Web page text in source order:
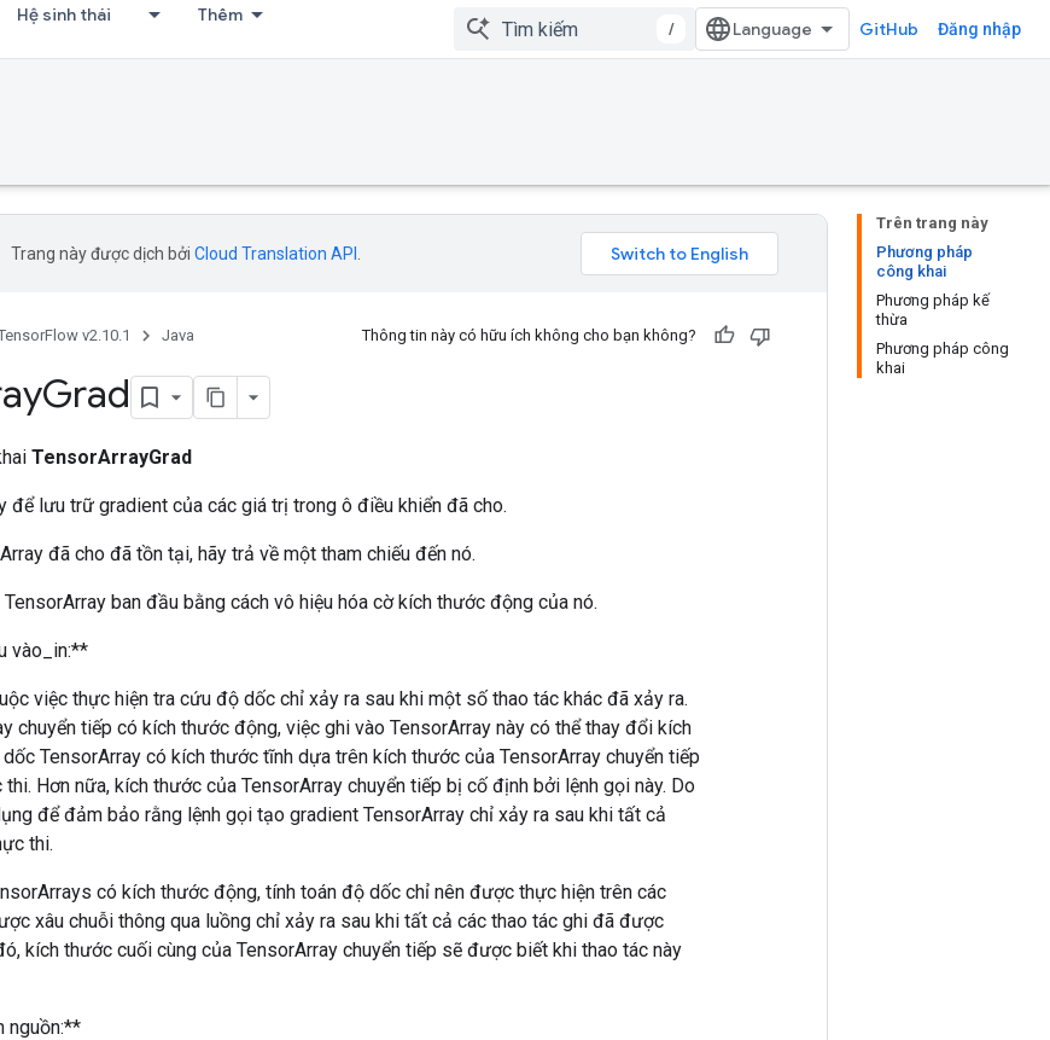
Hệ sinh thái Thêm
/ GitHub Đăng nhập
Trên trang này
Phương pháp
công khai
Phương pháp kế
thừa
Phương pháp công
khai
Trang này được dịch bởi Cloud Translation API
v2.10.1 Java Thông tin này có hữu ích không cho bạn không?
Grad
TensorArrayGrad
để lưu trữ gradient của các giá trị trong ô điều khiển đã cho.
đã cho đã tồn tại, hãy trả về một tham chiếu đến nó.
ban đầu bằng cách vô hiệu hóa cờ kích thước động của nó.
vào_in:**
việc thực hiện tra cứu độ dốc chỉ xảy ra sau khi một số thao tác khác đã xảy ra.
chuyển tiếp có kích thước động, việc ghi vào TensorArray này có thể thay đổi kích
TensorArray có kích thước tĩnh dựa trên kích thước của TensorArray chuyển tiếp
Hơn nữa, kích thước của TensorArray chuyển tiếp bị cố định bởi lệnh gọi này. Do
để đảm bảo rằng lệnh gọi tạo gradient TensorArray chỉ xảy ra sau khi tất cả
thi.
có kích thước động, tính toán độ dốc chỉ nên được thực hiện trên các
xâu chuỗi thông qua luồng chỉ xảy ra sau khi tất cả các thao tác ghi đã được
kích thước cuối cùng của TensorArray chuyển tiếp sẽ được biết khi thao tác này
nguồn:**